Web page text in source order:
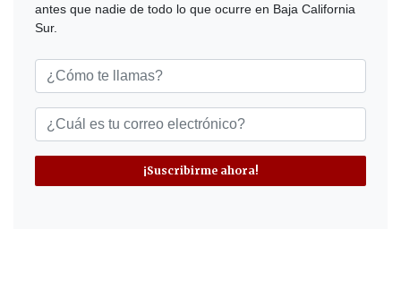
antes que nadie de todo lo que ocurre en Baja California
Sur.
¡Suscribirme ahora!